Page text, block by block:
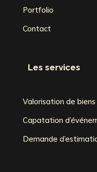
Portfolio
Contact
Les services
Valorisation de
Capatation
Demande